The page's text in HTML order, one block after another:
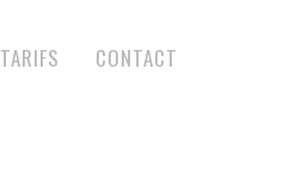
TARIFS CONTACT